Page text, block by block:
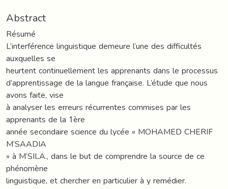
Abstract
Résumé
L’interférence linguistique demeure l’une des difficultés
auxquelles se
heurtent continuellement les apprenants dans le processus
d’apprentissage de la langue française. L’étude que nous
avons faite, vise
à analyser les erreurs récurrentes commises par les
apprenants de la 1ère
année secondaire science du lycée « MOHAMED CHERIF
M’SAADIA
» à M’SILA., dans le but de comprendre la source de ce
phénomène
linguistique, et chercher en particulier à y remédier.